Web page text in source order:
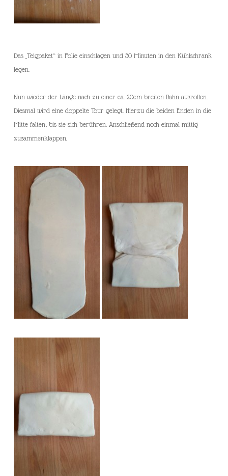
Das „Teigpaket“ in Folie einschlagen und 30 Minuten in den Kühlschrank
legen.
Nun wieder der Länge nach zu einer ca. 20cm breiten Bahn ausrollen.
Diesmal wird eine doppelte Tour gelegt. Hierzu die beiden Enden in die
Mitte falten, bis sie sich berühren. Anschließend noch einmal mittig
zusammenklappen.